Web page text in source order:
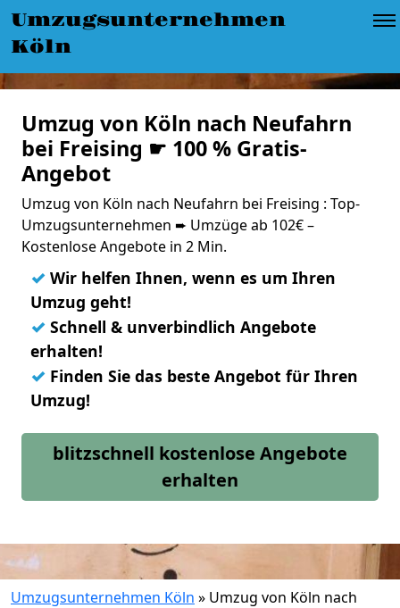
Umzugsunternehmen
Köln
Umzug von Köln nach Neufahrn
bei Freising ☛ 100 % Gratis-
Angebot
Umzug von Köln nach Neufahrn bei Freising : Top-
Umzugsunternehmen ➨ Umzüge ab 102€ –
Kostenlose Angebote in 2 Min.
✓ Wir helfen Ihnen, wenn es um Ihren
Umzug geht!
✓ Schnell & unverbindlich Angebote
erhalten!
✓ Finden Sie das beste Angebot für Ihren
Umzug!
blitzschnell kostenlose Angebote
erhalten
Umzugsunternehmen Köln » Umzug von Köln nach